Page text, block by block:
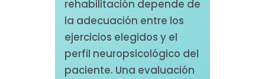
rehabilitación depende de
la adecuación entre los
ejercicios elegidos y el
perfil neuropsicológico del
paciente. Una evaluación